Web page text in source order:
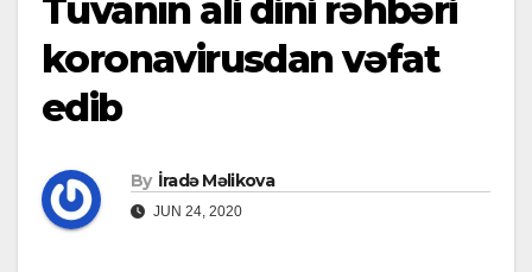
Tuvanın ali dini rəhbəri
koronavirusdan vəfat
edib
By İradə Məlikova
JUN 24, 2020